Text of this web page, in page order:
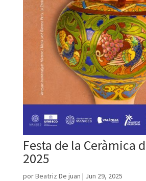
Festa de la Ceràmica
2025
porBeatriz De juan | Jun 29, 2025